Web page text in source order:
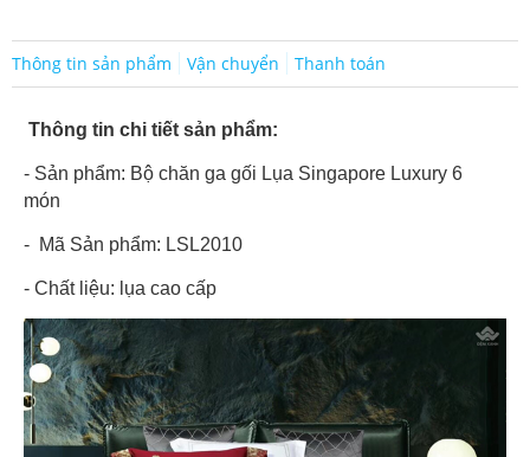
Thông tin sản phẩm Vận chuyển Thanh toán
Thông tin chi tiết sản phẩm:
- Sản phẩm: Bộ chăn ga gối Lụa Singapore Luxury 6
món
- Mã Sản phẩm: LSL2010
- Chất liệu: lụa cao cấp